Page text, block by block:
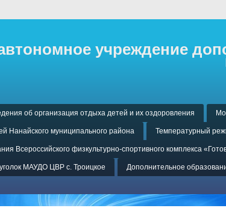
учреждение
об организация отдыха детей и их оздоровления
Нанайского муниципального района Температурный
Всероссийского физкультурно-спортивного комплекса
МАУДО ЦВР с. Троицкое Дополнительное